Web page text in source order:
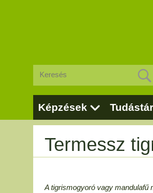
Képzések Tudástár
Termessz
A tigrismogyoró vagy